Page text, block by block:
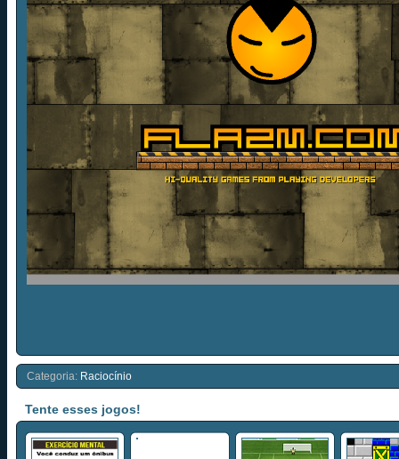
Categoria: Raciocínio
Tente esses jogos!